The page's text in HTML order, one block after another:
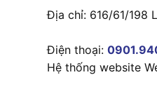
Địa chỉ: 616/61/198
Điện thoại:
Hệ thống website